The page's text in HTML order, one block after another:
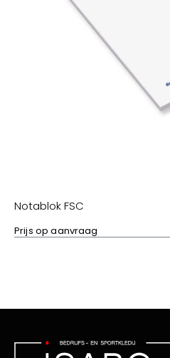
Notablok FSC
Prijs op aanvraag